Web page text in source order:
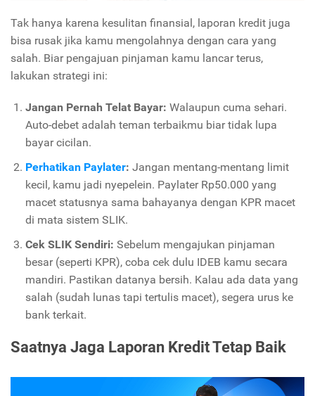
Tak hanya karena kesulitan finansial, laporan kredit juga
bisa rusak jika kamu mengolahnya dengan cara yang
salah. Biar pengajuan pinjaman kamu lancar terus,
lakukan strategi ini:
Jangan Pernah Telat Bayar: Walaupun cuma sehari.
Auto-debet adalah teman terbaikmu biar tidak lupa
bayar cicilan.
Perhatikan Paylater: Jangan mentang-mentang limit
kecil, kamu jadi nyepelein. Paylater Rp50.000 yang
macet statusnya sama bahayanya dengan KPR macet
di mata sistem SLIK.
Cek SLIK Sendiri: Sebelum mengajukan pinjaman
besar (seperti KPR), coba cek dulu IDEB kamu secara
mandiri. Pastikan datanya bersih. Kalau ada data yang
salah (sudah lunas tapi tertulis macet), segera urus ke
bank terkait.
Saatnya Jaga Laporan Kredit Tetap Baik